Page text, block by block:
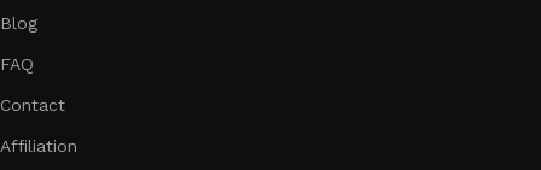
Blog
FAQ
Contact
Affiliation